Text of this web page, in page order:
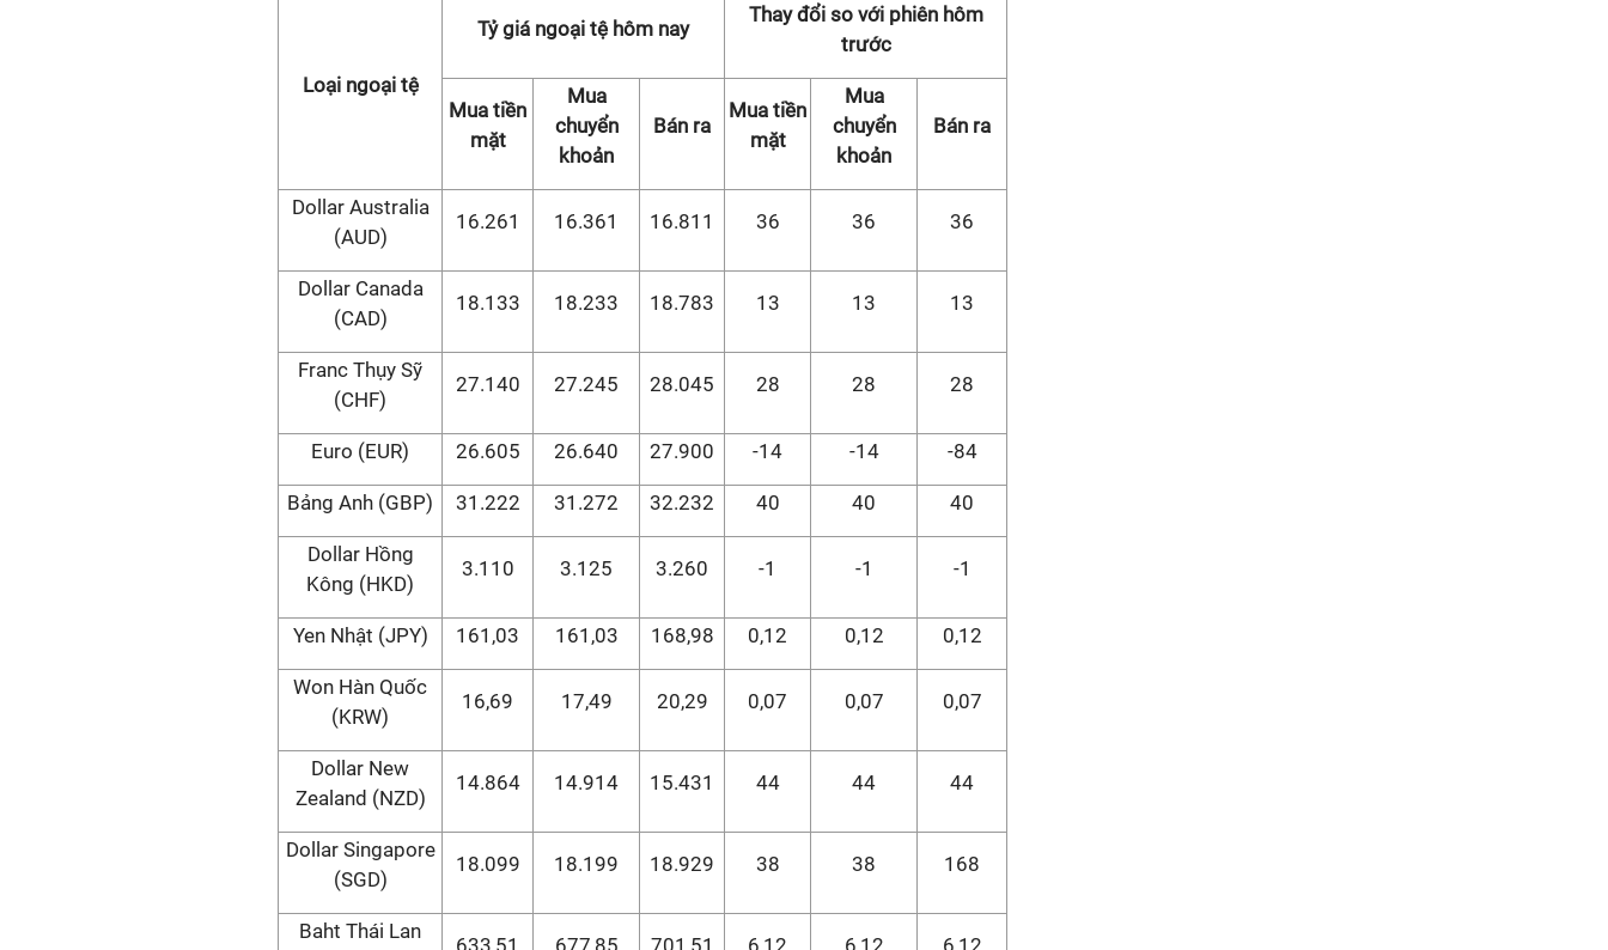
Loại ngoại tệ
Tỷ giá ngoại tệ hôm nay
Thay đổi so với phiên hôm
trước
Mua tiền
mặt
Mua
chuyển
khoản
Bán ra
Mua tiền
mặt
Mua
chuyển
khoản
Bán ra
Dollar Australia
(AUD)
16.261 16.361 16.811 36 36 36
Dollar Canada
(CAD)
18.133 18.233 18.783 13 13 13
Franc Thụy Sỹ
(CHF)
27.140 27.245 28.045 28 28 28
Euro (EUR) 26.605 26.640 27.900 -14 -14 -84
Bảng Anh (GBP) 31.222 31.272 32.232 40 40 40
Dollar Hồng
Kông (HKD)
3.110 3.125 3.260 -1 -1 -1
Yen Nhật (JPY) 161,03 161,03 168,98 0,12 0,12 0,12
Won Hàn Quốc
(KRW)
16,69 17,49 20,29 0,07 0,07 0,07
Dollar New
Zealand (NZD)
14.864 14.914 15.431 44 44 44
Dollar Singapore
(SGD)
18.099 18.199 18.929 38 38 168
Baht Thái Lan
633,51 677,85 701,51 6,12 6,12 6,12